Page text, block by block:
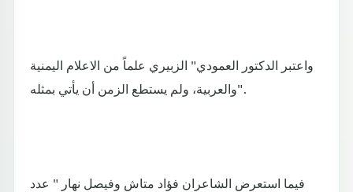
واعتبر الدكتور العمودي" الزبيري علماً من الاعلام اليمنية
والعربية، ولم يستطع الزمن أن يأتي بمثله".
فيما استعرض الشاعران فؤاد متاش وفيصل نهار " عدد